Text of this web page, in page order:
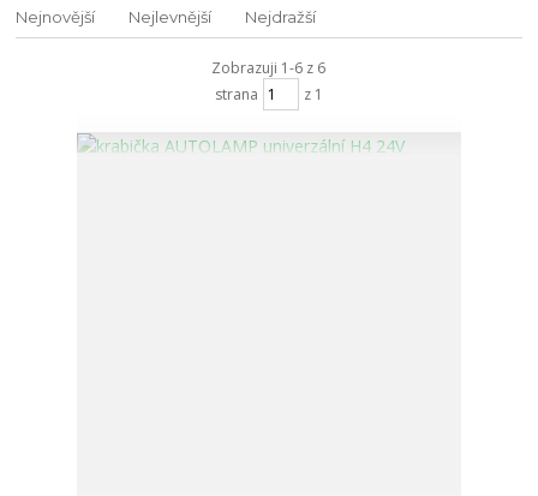
Nejnovější Nejlevnější Nejdražší
Zobrazuji 1-6 z 6
strana
z 1